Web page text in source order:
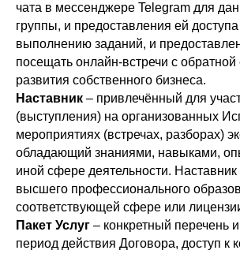
чата в мессенджере Telegram для
группы, и предоставления ей
выполнению заданий, и
посещать онлайн-встречи с
развития собственного бизнеса.
Наставник – привлечённый для
(выступления) на организованных
мероприятиях (встречах, разборах)
обладающий знаниями, навыками,
иной сфере деятельности.
высшего профессионального
соответствующей сфере или
Пакет Услуг – конкретный перечень
период действия Договора, доступ к